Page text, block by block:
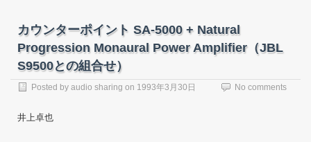
カウンターポイント SA-5000 + Natural
Progression Monaural Power Amplifier（JBL
S9500との組合せ）
Posted by audio sharing on 1993年3月30日 No comments
井上卓也